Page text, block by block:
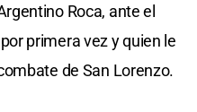
Roca, ante el
primera vez y quien le
de San Lorenzo.